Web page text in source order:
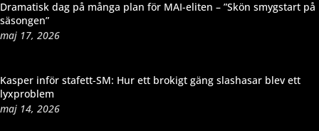
Dramatisk dag på många plan för MAI-eliten – ”Skön smygstart på
säsongen”
maj 17, 2026
Kasper inför stafett-SM: Hur ett brokigt gäng slashasar blev ett
lyxproblem
maj 14, 2026